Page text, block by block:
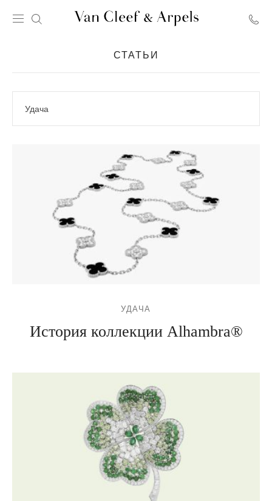
страница
Van
Cleef
&
СТАТЬИ
УДАЧА
История коллекции Alhambra®